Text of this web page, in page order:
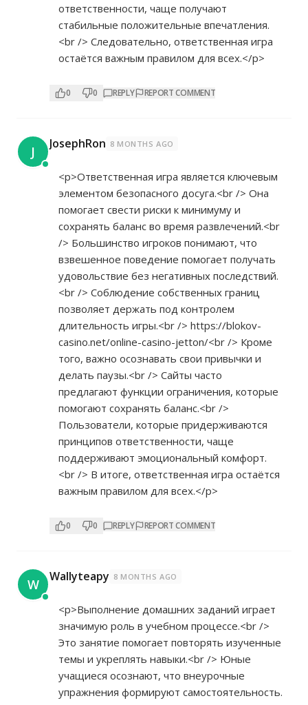
ответственности, чаще получают
стабильные положительные впечатления.
<br /> Следовательно, ответственная игра
остаётся важным правилом для всех.</p>
0 0 REPLY REPORT COMMENT
J JosephRon 8 MONTHS AGO
<p>Ответственная игра является ключевым
элементом безопасного досуга.<br /> Она
помогает свести риски к минимуму и
сохранять баланс во время развлечений.<br
/> Большинство игроков понимают, что
взвешенное поведение помогает получать
удовольствие без негативных последствий.
<br /> Соблюдение собственных границ
позволяет держать под контролем
длительность игры.<br /> https://blokov-
casino.net/online-casino-jetton/<br /> Кроме
того, важно осознавать свои привычки и
делать паузы.<br /> Сайты часто
предлагают функции ограничения, которые
помогают сохранять баланс.<br />
Пользователи, которые придерживаются
принципов ответственности, чаще
поддерживают эмоциональный комфорт.
<br /> В итоге, ответственная игра остаётся
важным правилом для всех.</p>
0 0 REPLY REPORT COMMENT
W Wallyteapy 8 MONTHS AGO
<p>Выполнение домашних заданий играет
значимую роль в учебном процессе.<br />
Это занятие помогает повторять изученные
темы и укреплять навыки.<br /> Юные
учащиеся осознают, что внеурочные
упражнения формируют самостоятельность.